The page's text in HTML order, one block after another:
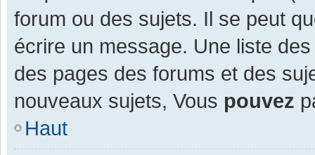
forum ou des sujets. Il se peut
écrire un message. Une liste
des pages des forums et des
nouveaux sujets, Vous pouvez
Haut